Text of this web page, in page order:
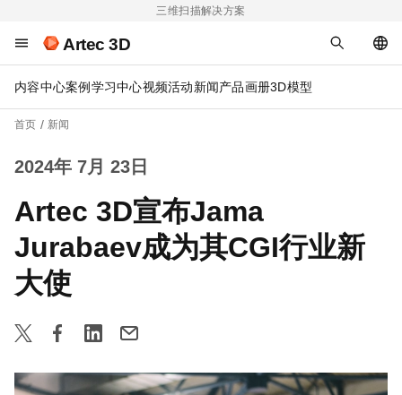
三维扫描解决方案
Artec 3D
内容中心案例 学习中心视频活动新闻产品画册3D模型
首页 新闻
2024年 7月 23日
Artec 3D宣布Jama
Jurabaev成为其CGI行业新
大使